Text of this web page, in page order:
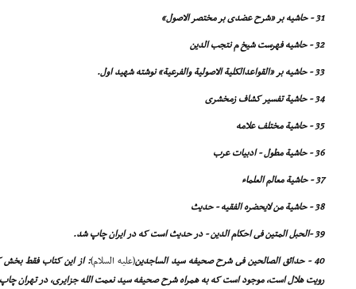
31 - حاشیه بر «شرح عضدى بر مختصر الاصول»
32 - حاشیه فهرست شیخ م نتجب الدین
33 - حاشیه بر «القواعدالکلیة الاصولیة والفرعیة» نوشته شهید اول.
34 - حاشیة تفسیر کشاف زمخشرى
35 - حاشیة مختلف علامه
36 - حاشیة مطول - ادبیات عرب
37 - حاشیة معالم العلماء
38 - حاشیة من لایحضره الفقیه - حدیث
39 -الحبل المتین فى احکام الدین - در حدیث است که در ایران چاپ شد.
40 - حدائق الصالحین فى شرح صحیفه سید الساجدین
(علیه السلام): از این کتاب فقط بخش
رویت هلال است، موجود است که به همراه شرح صحیفه سید نعمت الله جزایرى، در تهران